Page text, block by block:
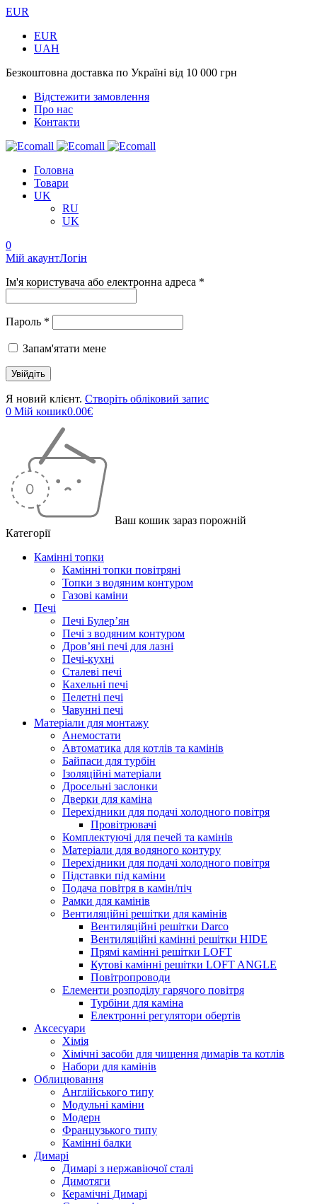
EUR
EUR
UAH
Безкоштовна доставка по Україні від 10 000 грн
Відстежити замовлення
Про нас
Контакти
Головна
Товари
UK
RU
UK
0
Мій акаунтЛогін
Ім'я користувача або електронна адреса *
Пароль *
Запам'ятати мене
Я новий клієнт. Створіть обліковий запис
0 Мій кошик0.00€
Ваш кошик зараз порожній
Категорії
Камінні топки
Камінні топки повітряні
Топки з водяним контуром
Газові каміни
Печі
Печі Булер’ян
Печі з водяним контуром
Дров’яні печі для лазні
Печі-кухні
Сталеві печі
Кахельні печі
Пелетні печі
Чавунні печі
Матеріали для монтажу
Анемостати
Автоматика для котлів та камінів
Байпаси для турбін
Ізоляційні матеріали
Дросельні заслонки
Дверки для каміна
Перехідники для подачі холодного повітря
Провітрювачі
Комплектуючі для печей та камінів
Матеріали для водяного контуру
Перехідники для подачі холодного повітря
Підставки під каміни
Подача повітря в камін/піч
Рамки для камінів
Вентиляційні решітки для камінів
Вентиляційні решітки Darco
Вентиляційні камінні решітки HIDE
Прямі камінні решітки LOFT
Кутові камінні решітки LOFT ANGLE
Повітропроводи
Елементи розподілу гарячого повітря
Турбіни для каміна
Електронні регулятори обертів
Аксесуари
Хімія
Хімічні засоби для чищення димарів та котлів
Набори для камінів
Облицювання
Англійського типу
Модульні каміни
Модерн
Французького типу
Камінні балки
Димарі
Димарі з нержавіючої сталі
Димотяги
Керамічні Димарі